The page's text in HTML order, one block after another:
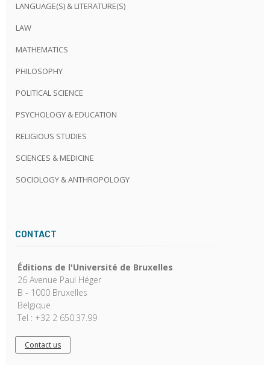
LANGUAGE(S) & LITERATURE(S)
LAW
MATHEMATICS
PHILOSOPHY
POLITICAL SCIENCE
PSYCHOLOGY & EDUCATION
RELIGIOUS STUDIES
SCIENCES & MEDICINE
SOCIOLOGY & ANTHROPOLOGY
CONTACT
Éditions de l'Université de Bruxelles
26 Avenue Paul Héger
B - 1000 Bruxelles
Belgique
Tel : +32 2 650.37.99
Contact us